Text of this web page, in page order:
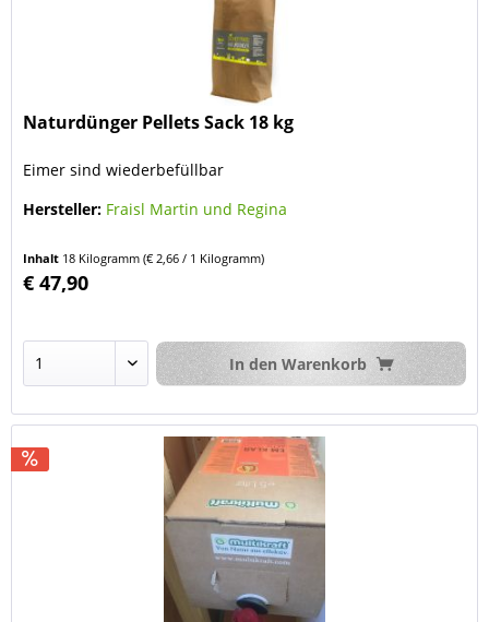
Naturdünger Pellets Sack 18 kg
Eimer sind wiederbefüllbar
Hersteller: Fraisl Martin und Regina
Inhalt 18 Kilogramm(€ 2,66 / 1 Kilogramm)
€ 47,90
In den Warenkorb